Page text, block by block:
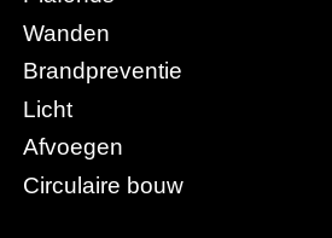
Wanden
Brandpreventie
Licht
Afvoegen
Circulaire bouw